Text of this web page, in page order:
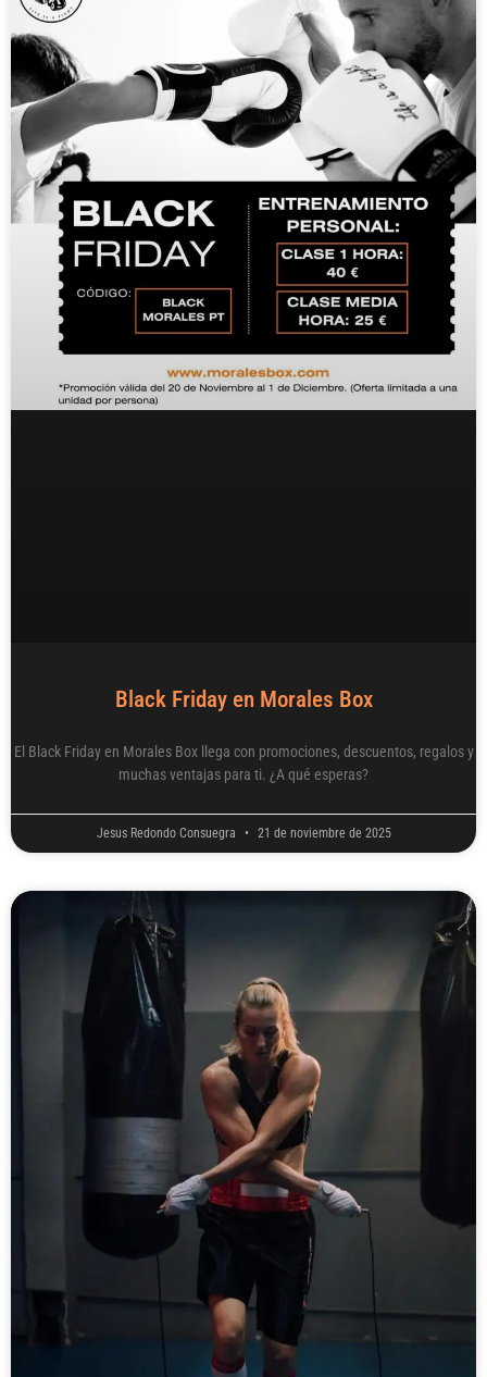
Black Friday en Morales Box
El Black Friday en Morales Box llega con promociones, descuentos, regalos y
muchas ventajas para ti. ¿A qué esperas?
Jesus Redondo Consuegra 21 de noviembre de 2025